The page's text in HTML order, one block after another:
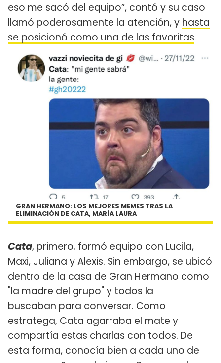
eso me sacó del equipo”, contó y su caso
llamó poderosamente la atención, y hasta
se posicionó como una de las favoritas.
GRAN HERMANO: LOS MEJORES MEMES TRAS LA
ELIMINACIÓN DE CATA, MARÍA LAURA
Cata, primero, formó equipo con Lucila,
Maxi, Juliana y Alexis. Sin embargo, se ubicó
dentro de la casa de Gran Hermano como
"la madre del grupo" y todos la
buscaban para conversar. Como
estratega, Cata agarraba el mate y
compartía estas charlas con todos. De
esta forma, conocía bien a cada uno de